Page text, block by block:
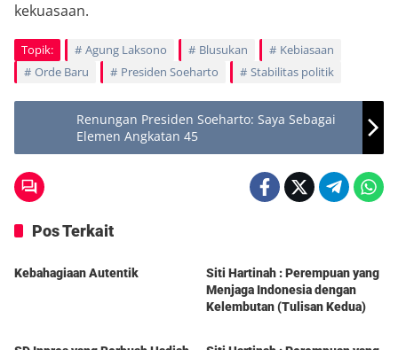
kekuasaan.
Topik: Agung Laksono Blusukan
Kebiasaan
Orde Baru
Presiden Soeharto Stabilitas politik
Renungan Presiden Soeharto: Saya Sebagai
Elemen Angkatan 45
Pos Terkait
Berita
Kebahagiaan Autentik
Siti Hartinah : Perempuan yang
Menjaga Indonesia dengan
Kelembutan (Tulisan Kedua)